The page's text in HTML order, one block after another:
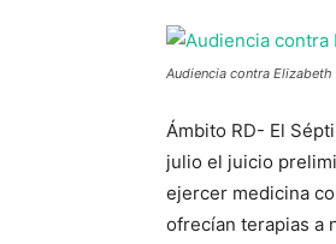
Audiencia contra
Ámbito RD- El
julio el juicio
ejercer medicina
ofrecían terapias a